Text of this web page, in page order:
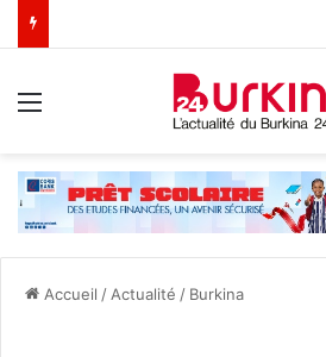
Accueil / Actualité / Burkina